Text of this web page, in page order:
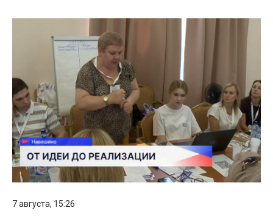
7 августа, 15:26